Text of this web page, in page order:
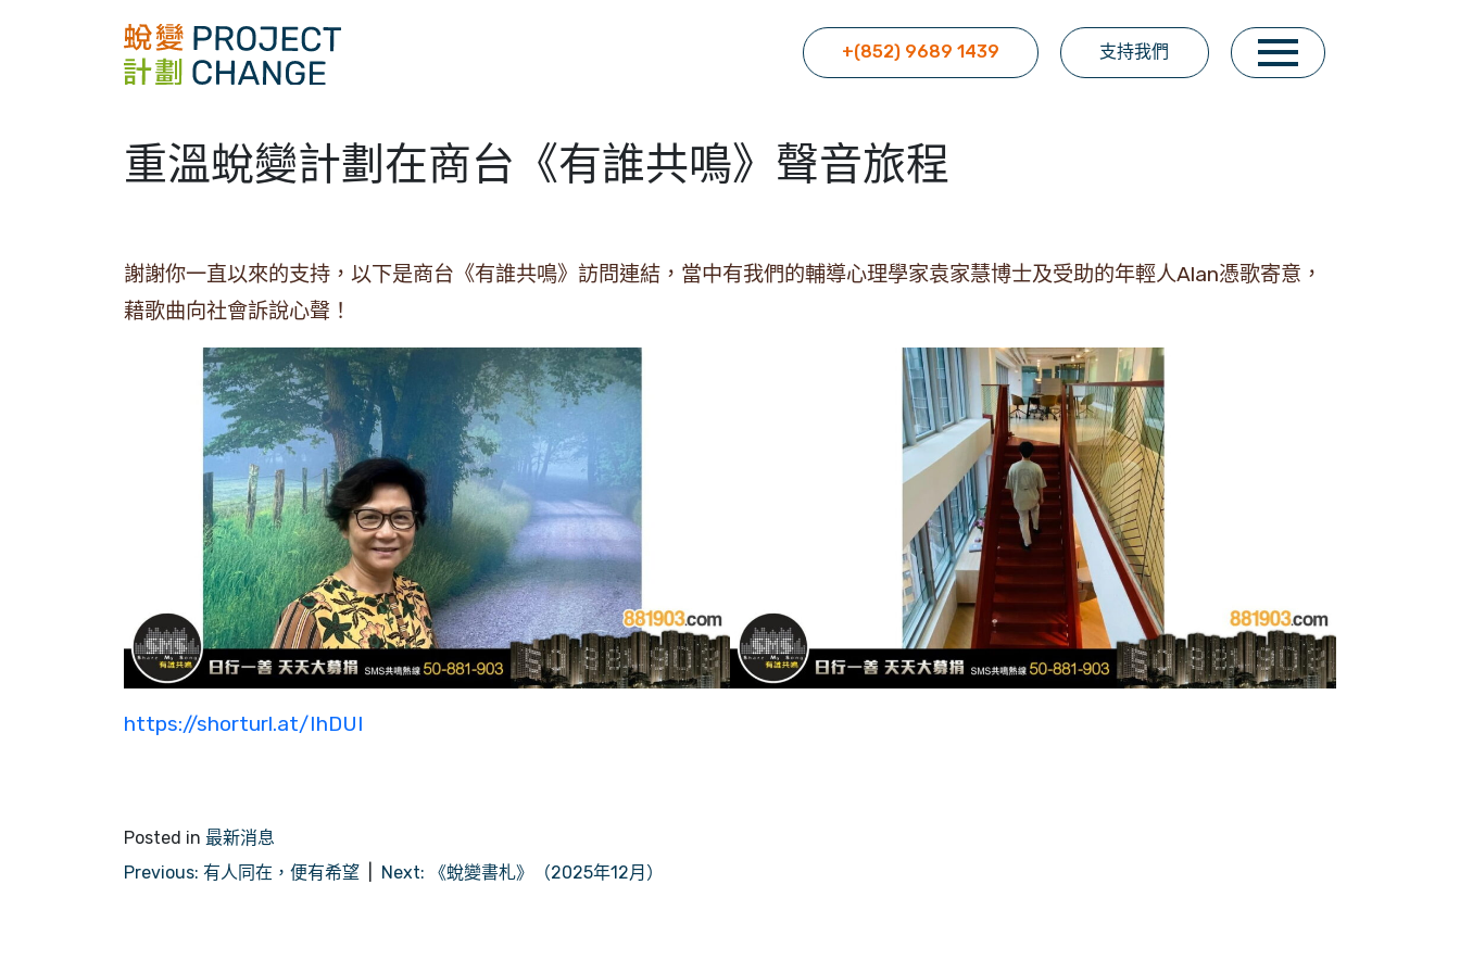
+(852) 9689 1439 支持我們
重溫蛻變計劃在商台《有誰共鳴》聲音旅程
謝謝你一直以來的支持，以下是商台《有誰共鳴》訪問連結，當中有我們的輔導心理學家袁家慧博士及受助的年輕人Alan憑歌寄意，
藉歌曲向社會訴說心聲！
https://shorturl.at/IhDUI
Posted in 最新消息
文
Previous: 有人同在，便有希望 Next: 《蛻變書札》（2025年12月）